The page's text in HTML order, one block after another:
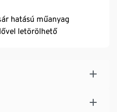
hatású műanyag
letörölhető